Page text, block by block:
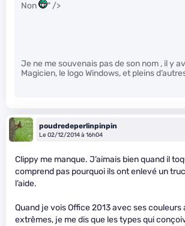
Non " />
Je ne me souvenais pas de son nom , il y
Magicien, le logo Windows, et pleins
poudredeperlinpinpin
Le 02/12/2014 à 16h04
Clippy me manque. J’aimais bien quand il
comprend pas pourquoi ils ont enlevé un
l’aide.
Quand je vois Office 2013 avec ses
extrêmes, je me dis que les types qui